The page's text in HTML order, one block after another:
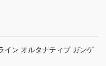
イン オルタナティブ ガンゲ